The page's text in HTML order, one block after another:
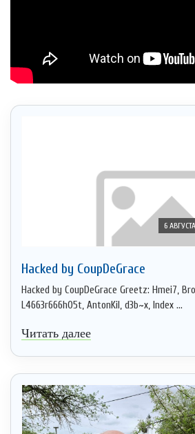
6
Hacked by CoupDeGrace
Hacked by CoupDeGrace Greetz: Hmei7,
L4663r666h05t, AntonKil, d3b~x, Index ...
Читать далее